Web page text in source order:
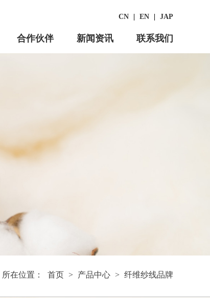
CN EN JAP
合作伙伴 新闻资讯 联系我们
所在位置： 首页 > 产品中心 > 纤维纱线品牌